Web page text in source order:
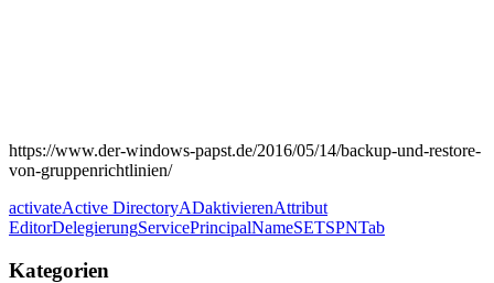
https://www.der-windows-papst.de/2016/05/14/backup-und-restore-
von-gruppenrichtlinien/
activateActive DirectoryADaktivierenAttribut
EditorDelegierungServicePrincipalNameSETSPNTab
Kategorien